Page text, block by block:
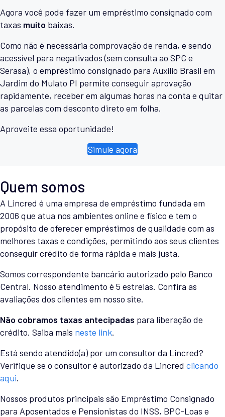
Agora você pode fazer um empréstimo consignado com
taxas muito baixas.
Como não é necessária comprovação de renda, e sendo
acessível para negativados (sem consulta ao SPC e
Serasa), o empréstimo consignado para Auxílio Brasil em
Jardim do Mulato PI permite conseguir aprovação
rapidamente, receber em algumas horas na conta e quitar
as parcelas com desconto direto em folha.
Aproveite essa oportunidade!
Simule agora
Quem somos
A Lincred é uma empresa de empréstimo fundada em
2006 que atua nos ambientes online e físico e tem o
propósito de oferecer empréstimos de qualidade com as
melhores taxas e condições, permitindo aos seus clientes
conseguir crédito de forma rápida e mais justa.
Somos correspondente bancário autorizado pelo Banco
Central. Nosso atendimento é 5 estrelas. Confira as
avaliações dos clientes em nosso site.
Não cobramos taxas antecipadas para liberação de
crédito. Saiba mais neste link.
Está sendo atendido(a) por um consultor da Lincred?
Verifique se o consultor é autorizado da Lincred clicando
aqui.
Nossos produtos principais são Empréstimo Consignado
para Aposentados e Pensionistas do INSS, BPC-Loas e